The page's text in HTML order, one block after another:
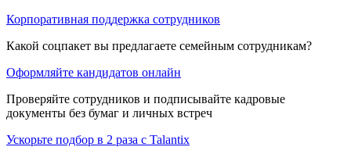
Корпоративная поддержка сотрудников
Какой соцпакет вы предлагаете семейным сотрудникам?
Оформляйте кандидатов онлайн
Проверяйте сотрудников и подписывайте кадровые
документы без бумаг и личных встреч
Ускорьте подбор в 2 раза с Talantix